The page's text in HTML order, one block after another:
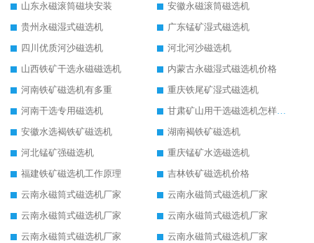
山东永磁滚筒磁块安装
安徽永磁滚筒磁选机
贵州永磁湿式磁选机
广东锰矿湿式磁选机
四川优质河沙磁选机
河北河沙磁选机
山西铁矿干选永磁磁选机
内蒙古永磁湿式磁选机价格
河南铁矿磁选机有多重
重庆铁尾矿湿式磁选机
河南干选专用磁选机
甘肃矿山用干选磁选机怎样调磁
安徽水选褐铁矿磁选机
湖南褐铁矿磁选机
河北锰矿强磁选机
重庆锰矿水选磁选机
福建铁矿磁选机工作原理
吉林铁矿磁选机价格
云南永磁筒式磁选机厂家
云南永磁筒式磁选机厂家
云南永磁筒式磁选机厂家
云南永磁筒式磁选机厂家
云南永磁筒式磁选机厂家
云南永磁筒式磁选机厂家